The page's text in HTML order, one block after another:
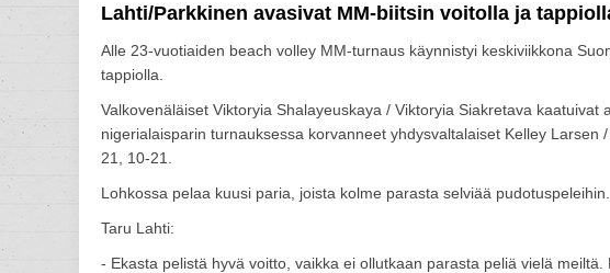
Lahti/Parkkinen avasivat MM-biitsin voitolla ja
Alle 23-vuotiaiden beach volley MM-turnaus käynnistyi keskiviikkona
tappiolla.
Valkovenäläiset Viktoryia Shalayeuskaya / Viktoryia Siakretava
nigerialaisparin turnauksessa korvanneet yhdysvaltalaiset Kelley
21, 10-21.
Lohkossa pelaa kuusi paria, joista kolme parasta selviää pudotuspeleihin.
Taru Lahti:
- Ekasta pelistä hyvä voitto, vaikka ei ollutkaan parasta peliä vielä